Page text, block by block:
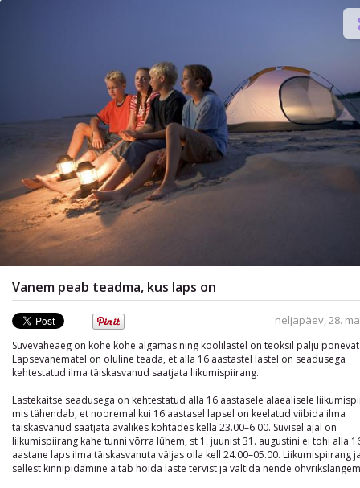
Kuidas valida oma autole õiged rehvid ja veljed
Autole sobivate rehvide ja velgede valimine ei ole
pelgalt välimuse küsimus – see mõjutab otseselt
Vanem peab teadma, kus laps on
neljapäev, 28.
Suvevaheaeg on kohe kohe algamas ning koolilastel on teoksil palju
Lapsevanematel on oluline teada, et alla 16 aastastel lastel on seadusega
kehtestatud ilma täiskasvanud saatjata liikumispiirang.
Lastekaitse seadusega on kehtestatud alla 16 aastasele alaealisele
mis tähendab, et nooremal kui 16 aastasel lapsel on keelatud viibida ilma
täiskasvanud saatjata avalikes kohtades kella 23.00–6.00. Suvisel ajal on
liikumispiirang kahe tunni võrra lühem, st 1. juunist 31. augustini ei tohi alla
aastane laps ilma täiskasvanuta väljas olla kell 24.00–05.00. Liikumispiirang
sellest kinnipidamine aitab hoida laste tervist ja vältida nende